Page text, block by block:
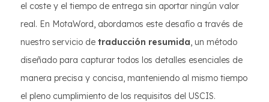
el coste y el tiempo de entrega sin aportar ningún valor
real. En MotaWord, abordamos este desafío a través de
nuestro servicio de traducción resumida, un método
diseñado para capturar todos los detalles esenciales de
manera precisa y concisa, manteniendo al mismo tiempo
el pleno cumplimiento de los requisitos del USCIS.